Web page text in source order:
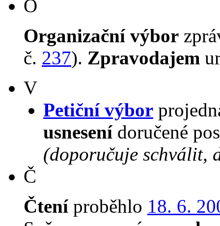
O
Organizační výbor
č. 237). Zpravodajem
V
Petiční výbor
usnesenídoručené
(doporučuje schválit,
Č
Čteníproběhlo 18. 6.